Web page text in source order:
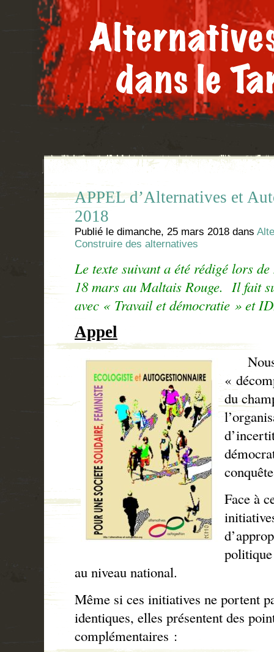
APPEL d’Alternatives et
2018
Publié le dimanche, 25 mars 2018 dans
Construire des alternatives
Le texte suivant a été rédigé lors
18 mars au Maltais Rouge. Il fait
avec « Travail et démocratie » et
Appel
Nous
«
du
Face à
au niveau national.
Même si ces initiatives ne portent
identiques, elles présentent des
complémentaires :